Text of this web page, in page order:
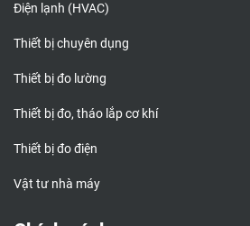
Điện lạnh (HVAC)
Thiết bị chuyên dụng
Thiết bị đo lường
Thiết bị đo, tháo lắp cơ khí
Thiết bị đo điện
Vật tư nhà máy